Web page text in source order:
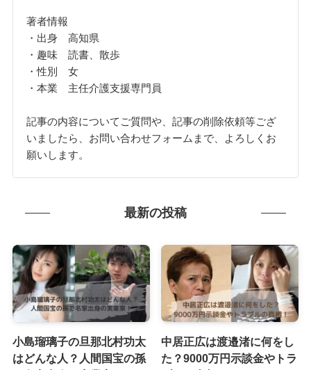
著者情報
・出身 高知県
・趣味 読書、散歩
・性別 女
・本業 主任介護支援専門員
記事の内容についてご質問や、記事の削除依頼等ござ
いましたら、お問い合わせフォームまで、よろしくお
願いします。
最新の投稿
小島瑠璃子の旦那北村功太
はどんな人？人間国宝の孫
中居正広は渡邉渚に何をし
た？9000万円示談金やトラ